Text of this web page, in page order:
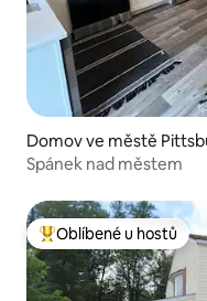
Domov ve městě
Spánek nad městem
Nejlepší v kategorii
Oblíbené u hostů